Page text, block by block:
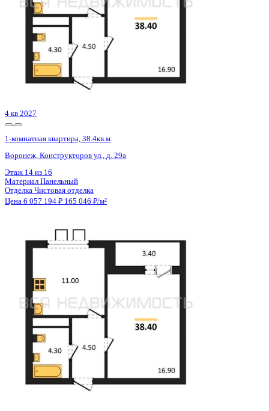
1-комнатная квартира, 38.4кв.м
Воронеж, Конструкторов ул., д. 29а
10 из 16
Материал
Панельный
Отделка
Чистовая отделка
Цена 6 057 194 ₽ 165 046 ₽/м²
4 кв 2027
1-комнатная квартира, 38.4кв.м